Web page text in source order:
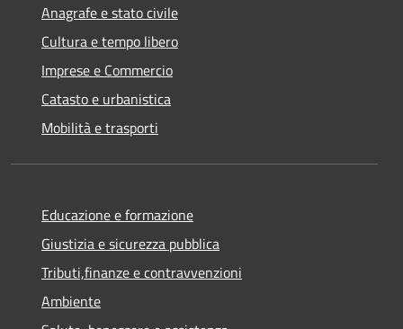
Anagrafe e stato civile
Cultura e tempo libero
Imprese e Commercio
Catasto e urbanistica
Mobilità e trasporti
Educazione e formazione
Giustizia e sicurezza pubblica
Tributi,finanze e contravvenzioni
Ambiente